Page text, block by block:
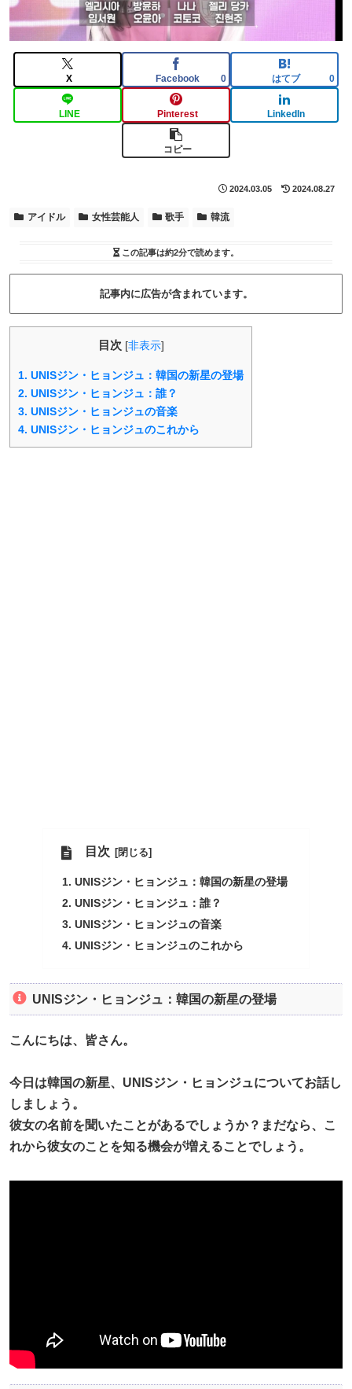
X Facebook 0 はてブ 0
LINE Pinterest LinkedIn
コピー
2024.03.05 2024.08.27
アイドル 女性芸能人 歌手 韓流
この記事は約2分で読めます。
記事内に広告が含まれています。
目次 [非表示]
1. UNISジン・ヒョンジュ：韓国の新星の登場
2. UNISジン・ヒョンジュ：誰？
3. UNISジン・ヒョンジュの音楽
4. UNISジン・ヒョンジュのこれから
目次
UNISジン・ヒョンジュ：韓国の新星の登場
UNISジン・ヒョンジュ：誰？
UNISジン・ヒョンジュの音楽
UNISジン・ヒョンジュのこれから
UNISジン・ヒョンジュ：韓国の新星の登場
こんにちは、皆さん。
今日は韓国の新星、UNISジン・ヒョンジュについてお話し
しましょう。
彼女の名前を聞いたことがあるでしょうか？まだなら、こ
れから彼女のことを知る機会が増えることでしょう。